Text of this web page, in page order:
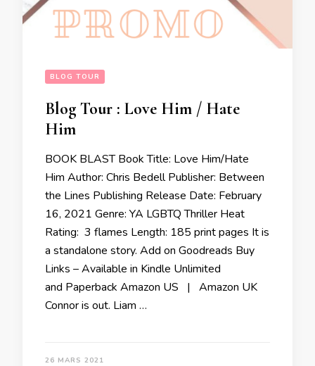
BLOG TOUR
Blog Tour : Love Him / Hate
Him
BOOK BLAST Book Title: Love Him/Hate
Him Author: Chris Bedell Publisher: Between
the Lines Publishing Release Date: February
16, 2021 Genre: YA LGBTQ Thriller Heat
Rating: 3 flames Length: 185 print pages It is
a standalone story. Add on Goodreads Buy
Links – Available in Kindle Unlimited
and Paperback Amazon US | Amazon UK
Connor is out. Liam …
26 MARS 2021